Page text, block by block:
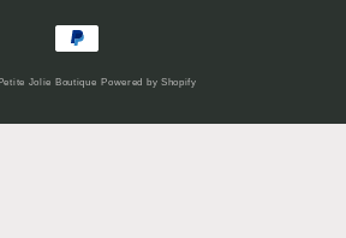
Betaalmethoden
Jolie Boutique Powered by Shopify